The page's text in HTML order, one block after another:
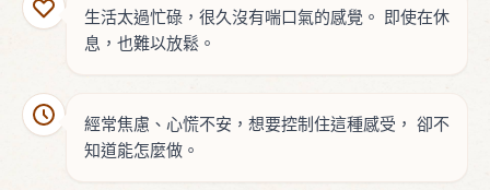
生活太過忙碌，很久沒有喘口氣的感覺。
即使在休
息，也難以放鬆。
經常焦慮、心慌不安，想要控制住這種感受， 卻不
知道能怎麼做。